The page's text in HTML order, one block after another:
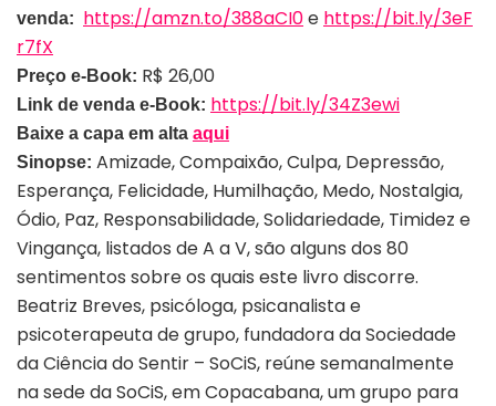
venda: https://amzn.to/388aCI0e https://bit.ly/3eF
r7fX
Preço e-Book: R$ 26,00
Link de venda e-Book: https://bit.ly/34Z3ewi
Baixe a capa em alta aqui
Sinopse: Amizade, Compaixão, Culpa, Depressão,
Esperança, Felicidade, Humilhação, Medo, Nostalgia,
Ódio, Paz, Responsabilidade, Solidariedade, Timidez e
Vingança, listados de A a V, são alguns dos 80
sentimentos sobre os quais este livro discorre.
Beatriz Breves, psicóloga, psicanalista e
psicoterapeuta de grupo, fundadora da Sociedade
da Ciência do Sentir – SoCiS, reúne semanalmente
na sede da SoCiS, em Copacabana, um grupo para